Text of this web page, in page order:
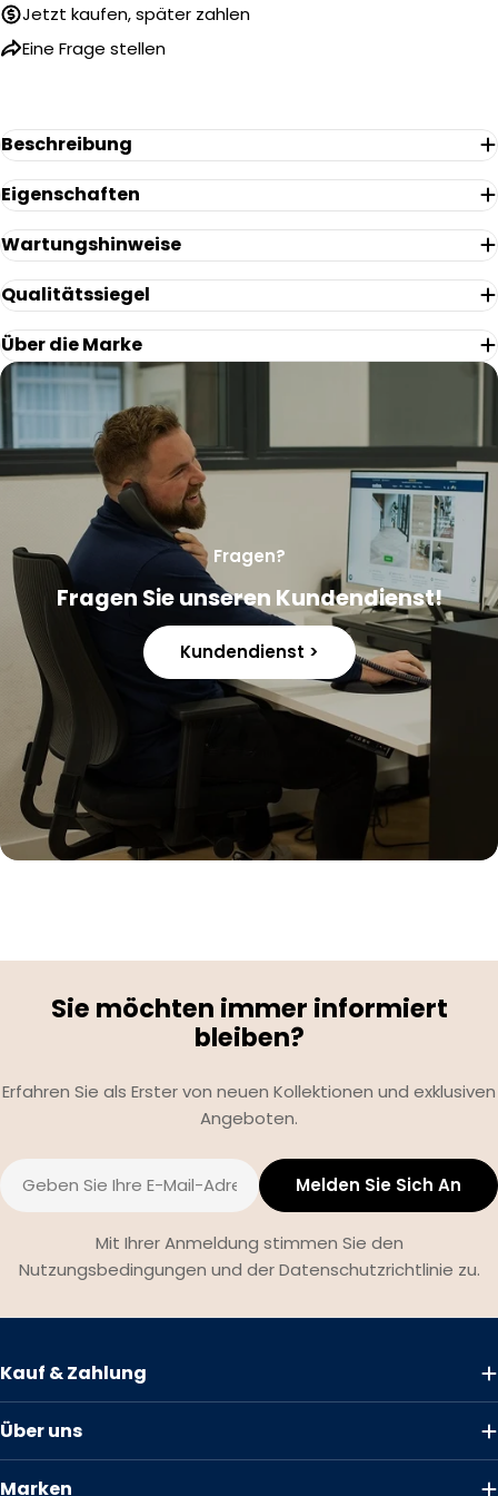
Jetzt kaufen, später zahlen
Eine Frage stellen
Name
Ihre
Telefon
Ihre
Nachricht
Die mit * gekennzeichneten Felder sind Pflichtfelder.
Fragen?
Fragen Sie unseren Kundendienst!
Kundendienst >
Beschreibung
Eigenschaften
Wartungshinweise
Qualitätssiegel
Über die Marke
Sie möchten immer informiert
bleiben?
Erfahren Sie als Erster von neuen Kollektionen und exklusiven
Angeboten.
E-
Mail
Melden Sie Sich An
Mit Ihrer Anmeldung stimmen Sie den
Nutzungsbedingungen und der Datenschutzrichtlinie zu.
Kauf & Zahlung
Über uns
Marken